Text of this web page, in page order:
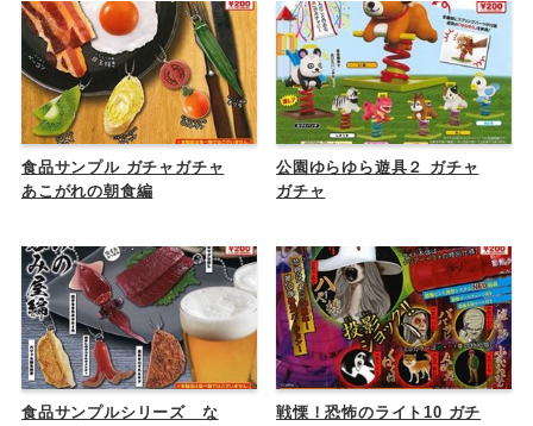
食品サンプル ガチャガチャ
あこがれの朝食編
公園ゆらゆら遊具２ ガチャ
ガチャ
食品サンプルシリーズ な
戦慄！恐怖のライト10 ガチ